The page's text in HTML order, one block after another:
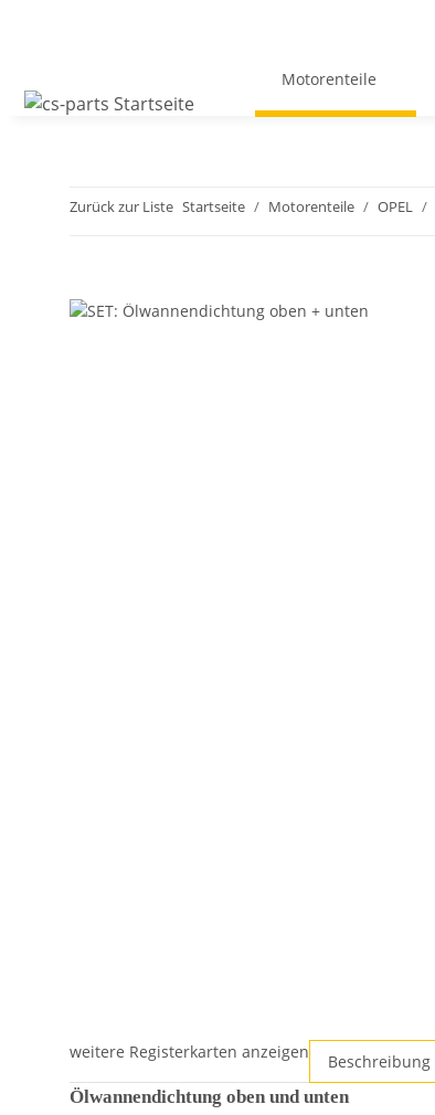
Motorenteile
Zurück zur Liste Startseite Motorenteile OPEL
weitere Registerkarten anzeigen Beschreibung
Ölwannendichtung oben und unten